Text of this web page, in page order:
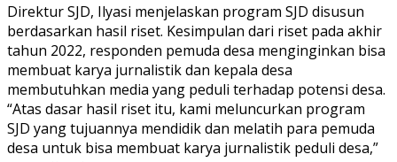
Direktur SJD, Ilyasi menjelaskan program SJD disusun
berdasarkan hasil riset. Kesimpulan dari riset pada akhir
tahun 2022, responden pemuda desa menginginkan bisa
membuat karya jurnalistik dan kepala desa
membutuhkan media yang peduli terhadap potensi desa.
“Atas dasar hasil riset itu, kami meluncurkan program
SJD yang tujuannya mendidik dan melatih para pemuda
desa untuk bisa membuat karya jurnalistik peduli desa,”